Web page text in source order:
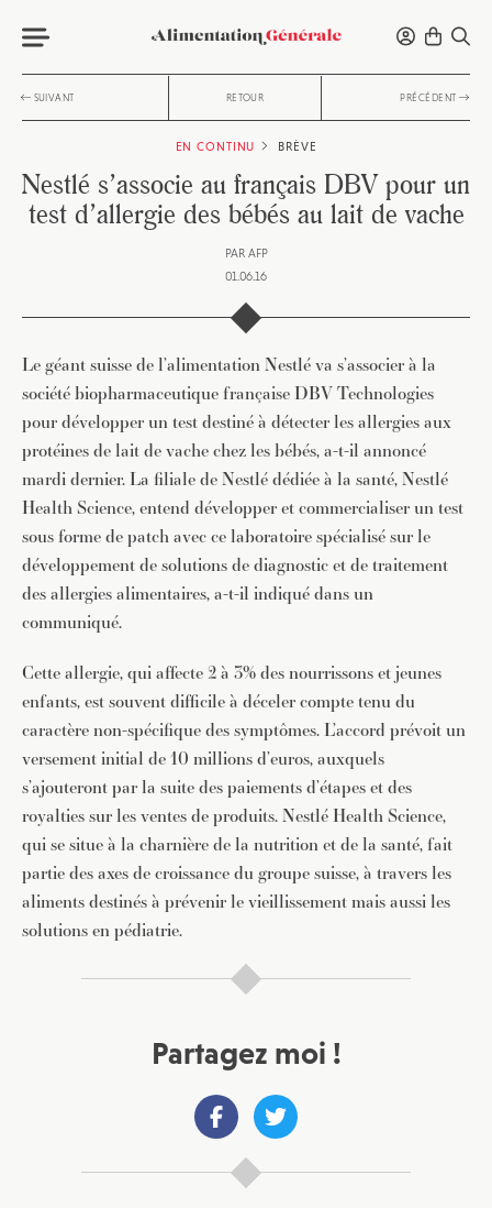
SUIVANT RETOUR PRÉCÉDENT
EN CONTINU BRÈVE
Nestlé s’associe au français DBV pour un
test d’allergie des bébés au lait de vache
PAR AFP
01.06.16
Le géant suisse de l’alimentation Nestlé va s’associer à la
société biopharmaceutique française DBV Technologies
pour développer un test destiné à détecter les allergies aux
protéines de lait de vache chez les bébés, a-t-il annoncé
mardi dernier. La filiale de Nestlé dédiée à la santé, Nestlé
Health Science, entend développer et commercialiser un test
sous forme de patch avec ce laboratoire spécialisé sur le
développement de solutions de diagnostic et de traitement
des allergies alimentaires, a-t-il indiqué dans un
communiqué.
Cette allergie, qui affecte 2 à 3% des nourrissons et jeunes
enfants, est souvent difficile à déceler compte tenu du
caractère non-spécifique des symptômes. L’accord prévoit un
versement initial de 10 millions d’euros, auxquels
s’ajouteront par la suite des paiements d’étapes et des
royalties sur les ventes de produits. Nestlé Health Science,
qui se situe à la charnière de la nutrition et de la santé, fait
partie des axes de croissance du groupe suisse, à travers les
aliments destinés à prévenir le vieillissement mais aussi les
solutions en pédiatrie.
Partagez moi !